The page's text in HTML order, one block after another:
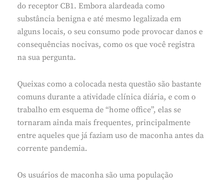
do receptor CB1. Embora alardeada como
substância benigna e até mesmo legalizada em
alguns locais, o seu consumo pode provocar danos e
consequências nocivas, como os que você registra
na sua pergunta.
Queixas como a colocada nesta questão são bastante
comuns durante a atividade clínica diária, e com o
trabalho em esquema de “home office”, elas se
tornaram ainda mais frequentes, principalmente
entre aqueles que já faziam uso de maconha antes da
corrente pandemia.
Os usuários de maconha são uma população